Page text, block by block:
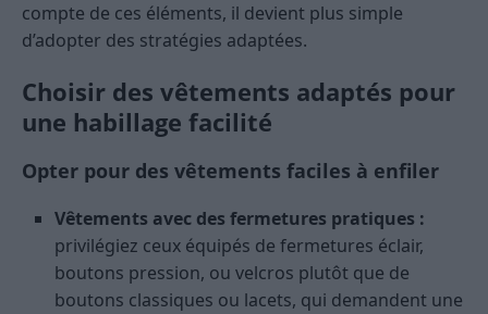
compte de ces éléments, il devient plus simple
d’adopter des stratégies adaptées.
Choisir des vêtements adaptés pour
une habillage facilité
Opter pour des vêtements faciles à enfiler
Vêtements avec des fermetures pratiques :
privilégiez ceux équipés de fermetures éclair,
boutons pression, ou velcros plutôt que de
boutons classiques ou lacets, qui demandent une